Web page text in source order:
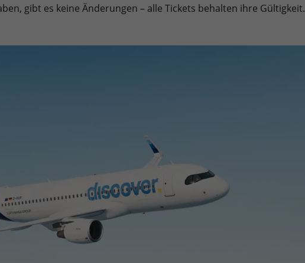
gibt es keine Änderungen – alle Tickets behalten ihre Gültigkeit.